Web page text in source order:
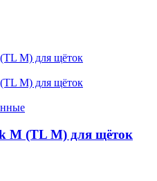
M (TL M) для щёток